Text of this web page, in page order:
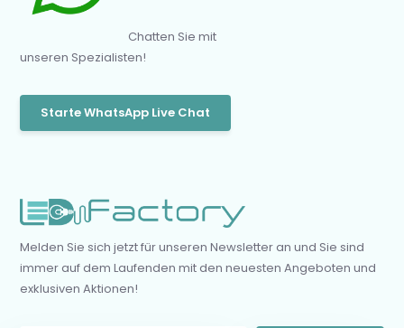
Chatten Sie mit
unseren Spezialisten!
Starte WhatsApp Live Chat
Melden Sie sich jetzt für unseren Newsletter an und Sie sind
immer auf dem Laufenden mit den neuesten Angeboten und
exklusiven Aktionen!